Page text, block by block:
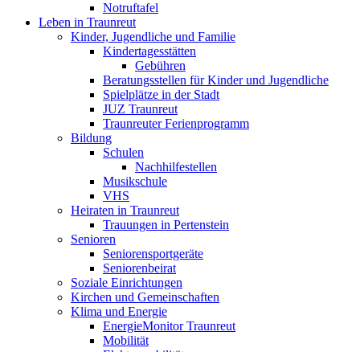
Notruftafel
Leben in Traunreut
Kinder, Jugendliche und Familie
Kindertagesstätten
Gebühren
Beratungsstellen für Kinder und Jugendliche
Spielplätze in der Stadt
JUZ Traunreut
Traunreuter Ferienprogramm
Bildung
Schulen
Nachhilfestellen
Musikschule
VHS
Heiraten in Traunreut
Trauungen in Pertenstein
Senioren
Seniorensportgeräte
Seniorenbeirat
Soziale Einrichtungen
Kirchen und Gemeinschaften
Klima und Energie
EnergieMonitor Traunreut
Mobilität